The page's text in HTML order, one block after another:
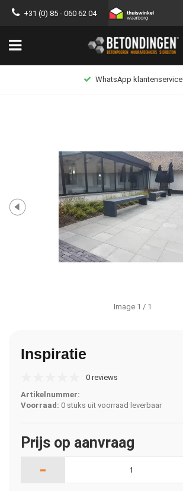
+31 (0) 85 - 060 62 04
WhatsApp klantenservice
Image 1 / 1
Inspiratie
0 reviews
Artikelnummer:
Voorraad: 0 stuks uit voorraad leverbaar
Prijs op aanvraag
-